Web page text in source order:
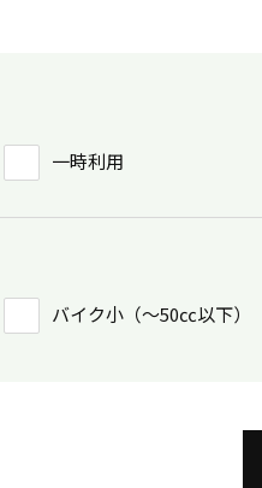
一時利用
バイク小（〜50㏄以下）